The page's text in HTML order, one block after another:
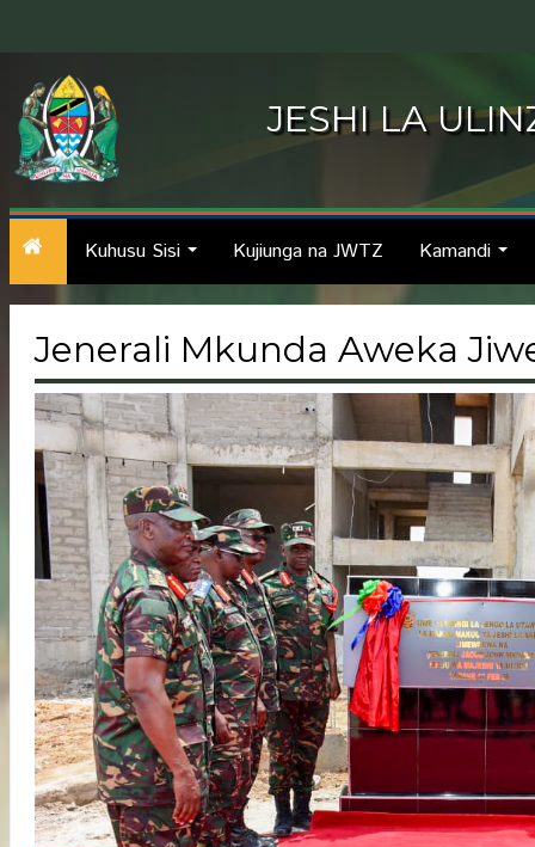
JESHI LA
Kuhusu Sisi Kujiunga na JWTZ Kamandi
Jenerali Mkunda Aweka